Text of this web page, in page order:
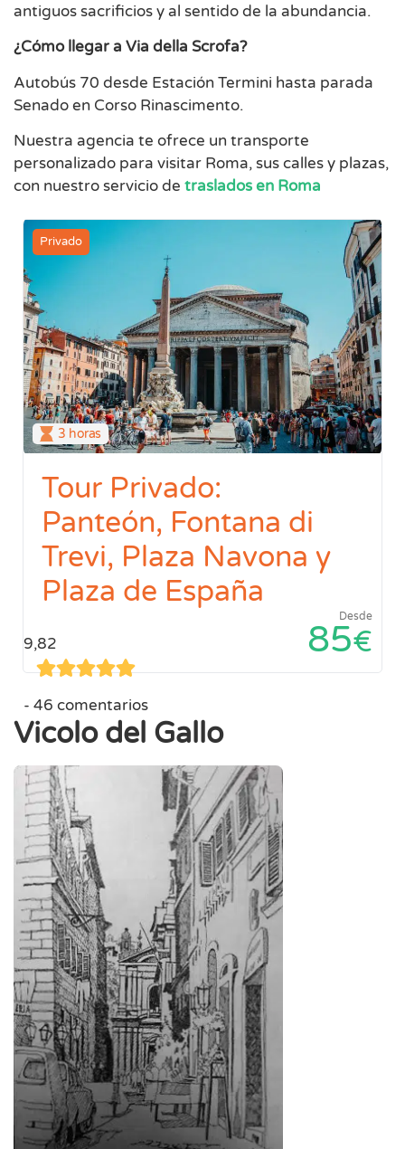
antiguos sacrificios y al sentido de la abundancia.
¿Cómo llegar a Via della Scrofa?
Autobús 70 desde Estación Termini hasta parada
Senado en Corso Rinascimento.
Nuestra agencia te ofrece un transporte
personalizado para visitar Roma, sus calles y plazas,
con nuestro servicio de traslados en Roma
Privado
3 horas
Tour Privado:
Panteón, Fontana di
Trevi, Plaza Navona y
Plaza de España
9,82
46 comentarios
Desde
85€
Vicolo del Gallo